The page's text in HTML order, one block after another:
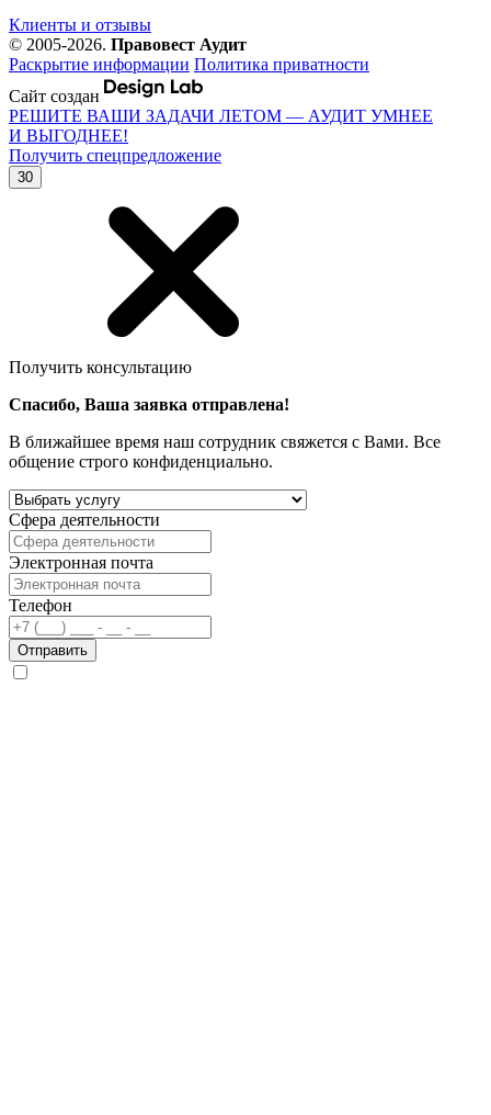
Клиенты и отзывы
© 2005-2026. Правовест Аудит
Раскрытие информации Политика приватности
Сайт создан
РЕШИТЕ ВАШИ ЗАДАЧИ ЛЕТОМ — АУДИТ УМНЕЕ
И ВЫГОДНЕЕ!
Получить спецпредложение
30
Получить консультацию
Спасибо, Ваша заявка отправлена!
В ближайшее время наш сотрудник свяжется с Вами. Все
общение строго конфиденциально.
Сфера деятельности
Электронная почта
Телефон
Отправить